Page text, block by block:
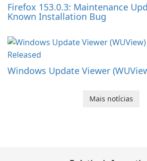
Firefox 153.0.3: Maintenance
Known Installation Bug
Windows Update Viewer
Mais notícias